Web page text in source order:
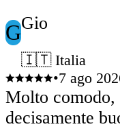
GGio
🇮🇹 Italia
•7 ago
Molto
decisamente